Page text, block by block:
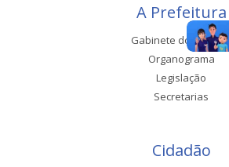
A Prefeitura
Gabinete do Prefeito
Organograma
Legislação
Secretarias
Cidadão